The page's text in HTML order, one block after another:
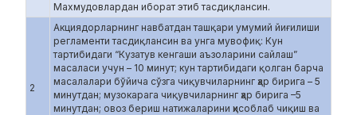
Махмудовлардан иборат этиб тасдиқлансин.
2
Акциядорларнинг навбатдан ташқари умумий йиғилиши
регламенти тасдиқлансин ва унга мувофиқ: Кун
тартибидаги “Кузатув кенгаши аъзоларини сайлаш”
масаласи учун – 10 минут; кун тартибидаги қолган барча
масалалари бўйича сўзга чиқувчиларнинг ҳар бирига – 5
минутдан; музокарага чиқувчиларнинг ҳар бирига –5
минутдан; овоз бериш натижаларини ҳисоблаб чиқиш ва